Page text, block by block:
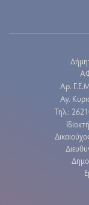
Aρ.
Αγ.
Τηλ.: